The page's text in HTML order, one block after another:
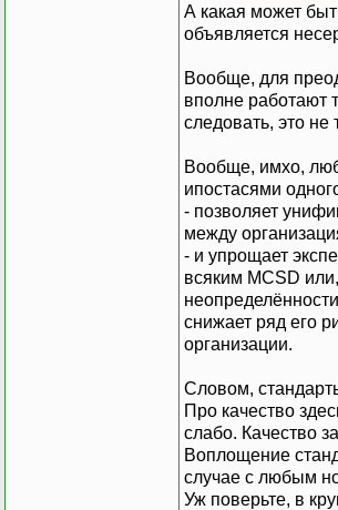
А какая может
объявляется
Вообще, для
вполне работают
следовать, это
Вообще, имхо,
ипостасями
- позволяет
между
- и упрощает
всяким MCSD
снижает ряд его
организации.
Словом,
Про качество
слабо. Качество
Воплощение
случае с любым
Уж поверьте, в